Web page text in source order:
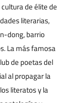
de élite de
literarias,
dong, barrio
La más famosa
de poetas del
al propagar la
literatos y la